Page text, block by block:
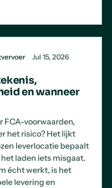
Jul 15, 2026
en wanneer
FCA-voorwaarden,
het risico? Het lijkt
leverlocatie bepaalt
laden iets misgaat.
écht werkt, is het
levering en